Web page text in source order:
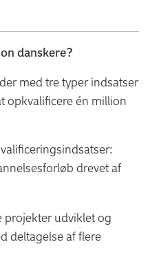
danskere?
med tre typer indsatser
opkvalificere én million
drevet af
projekter udviklet og
deltagelse af flere